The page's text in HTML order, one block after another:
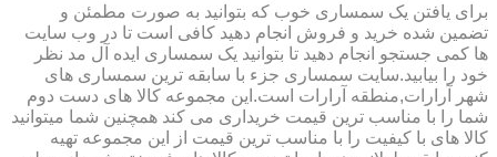
برای یافتن یک سمساری خوب که بتوانید به صورت مطمئن و
تضمین شده خرید و فروش انجام دهید کافی است تا در وب سایت
ها کمی جستجو انجام دهید تا بتوانید یک سمساری ایده آل مد نظر
خود را بیابید.سایت سمساری جزء با سابقه ترین سمساری های
شهر آرارات,منطقه آرارات است.این مجموعه کالا های دست دوم
شما را با مناسب ترین قیمت خریداری می کند همچنین شما میتوانید
کالا های با کیفیت را با مناسب ترین قیمت از این مجموعه تهیه